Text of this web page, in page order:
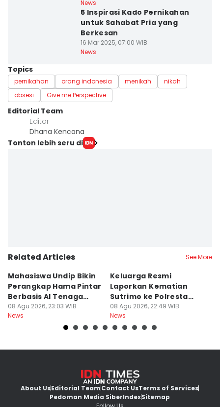
News
5 Inspirasi Kado Pernikahan
untuk Sahabat Pria yang
Berkesan
16 Mar 2025, 07:00 WIB
News
Topics
pernikahan orang indonesia menikah
nikah
obsesi
Give me Perspective
Editorial Team
Editor
Dhana Kencana
Tonton lebih seru di
Related Articles See More
Mahasiswa Undip Bikin
Perangkap Hama Pintar
Berbasis AI Tenaga
Surya
08 Agu 2026, 23:03 WIB
News
Keluarga Resmi
Laporkan Kematian
Sutrimo ke Polresta
Banyumas
08 Agu 2026, 22:49 WIB
News
About UsEditorial TeamContact UsTerms of Services
Pedoman Media SiberIndexSitemap